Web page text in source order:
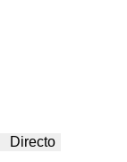
Directo